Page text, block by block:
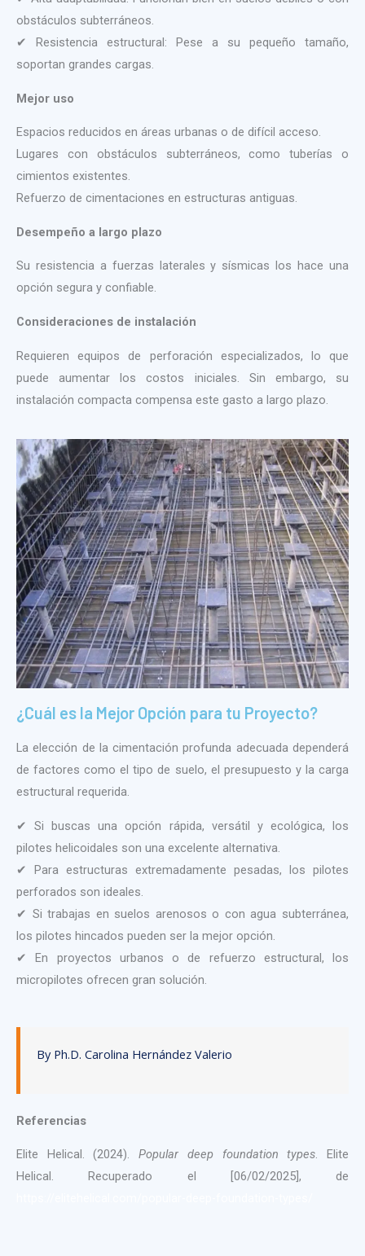
obstáculos subterráneos.
✔ Resistencia estructural: Pese a su pequeño tamaño,
soportan grandes cargas.
Mejor uso
Espacios reducidos en áreas urbanas o de difícil acceso.
Lugares con obstáculos subterráneos, como tuberías o
cimientos existentes.
Refuerzo de cimentaciones en estructuras antiguas.
Desempeño a largo plazo
Su resistencia a fuerzas laterales y sísmicas los hace una
opción segura y confiable.
Consideraciones de instalación
Requieren equipos de perforación especializados, lo que
puede aumentar los costos iniciales. Sin embargo, su
instalación compacta compensa este gasto a largo plazo.
¿Cuál es la Mejor Opción para tu Proyecto?
La elección de la cimentación profunda adecuada dependerá
de factores como el tipo de suelo, el presupuesto y la carga
estructural requerida.
✔ Si buscas una opción rápida, versátil y ecológica, los
pilotes helicoidales son una excelente alternativa.
✔ Para estructuras extremadamente pesadas, los pilotes
perforados son ideales.
✔ Si trabajas en suelos arenosos o con agua subterránea,
los pilotes hincados pueden ser la mejor opción.
✔ En proyectos urbanos o de refuerzo estructural, los
micropilotes ofrecen gran solución.
By Ph.D. Carolina Hernández Valerio
Referencias
Elite Helical. (2024).Popular deep foundation types. Elite
Helical. Recuperado el [06/02/2025], de